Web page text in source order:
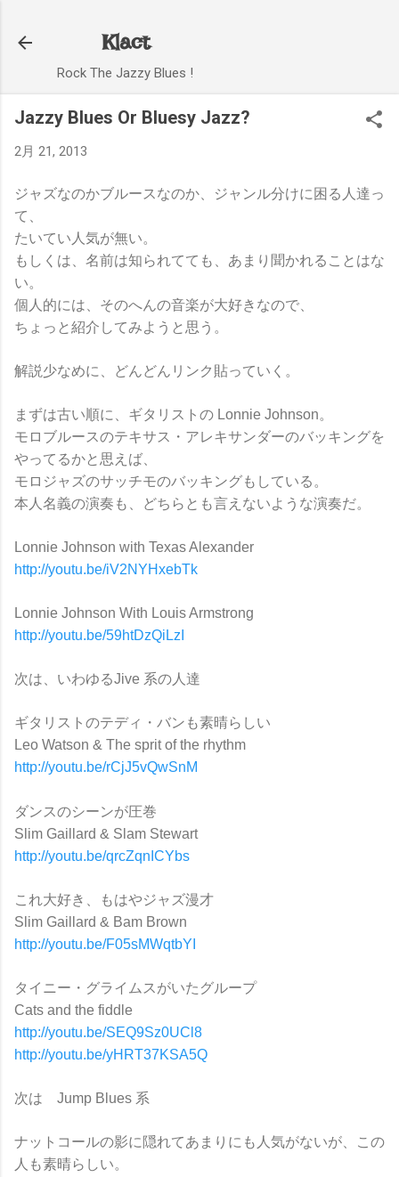
Klact
Rock The Jazzy Blues !
Jazzy Blues Or Bluesy Jazz?
2月 21, 2013
ジャズなのかブルースなのか、ジャンル分けに困る人達っ
て、
たいてい人気が無い。
もしくは、名前は知られてても、あまり聞かれることはな
い。
個人的には、そのへんの音楽が大好きなので、
ちょっと紹介してみようと思う。
解説少なめに、どんどんリンク貼っていく。
まずは古い順に、ギタリストの Lonnie Johnson。
モロブルースのテキサス・アレキサンダーのバッキングを
やってるかと思えば、
モロジャズのサッチモのバッキングもしている。
本人名義の演奏も、どちらとも言えないような演奏だ。
Lonnie Johnson with Texas Alexander
http://youtu.be/iV2NYHxebTk
Lonnie Johnson With Louis Armstrong
http://youtu.be/59htDzQiLzI
次は、いわゆるJive 系の人達
ギタリストのテディ・バンも素晴らしい
Leo Watson & The sprit of the rhythm
http://youtu.be/rCjJ5vQwSnM
ダンスのシーンが圧巻
Slim Gaillard & Slam Stewart
http://youtu.be/qrcZqnICYbs
これ大好き、もはやジャズ漫才
Slim Gaillard & Bam Brown
http://youtu.be/F05sMWqtbYI
タイニー・グライムスがいたグループ
Cats and the fiddle
http://youtu.be/SEQ9Sz0UCl8
http://youtu.be/yHRT37KSA5Q
次は Jump Blues 系
ナットコールの影に隠れてあまりにも人気がないが、この
人も素晴らしい。